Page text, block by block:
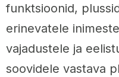
funktsioonid,
erinevatele
vajadustele ja
soovidele vastava